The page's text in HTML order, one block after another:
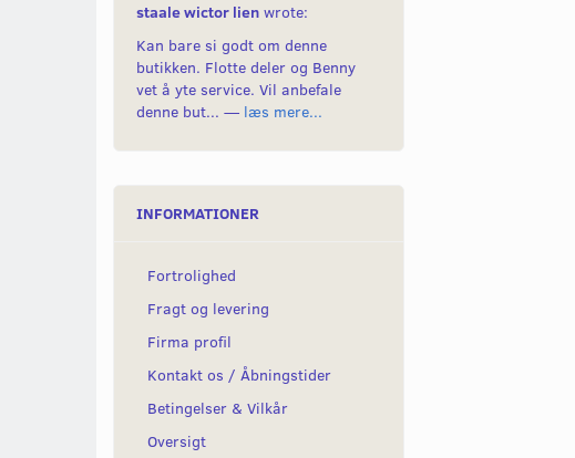
staale wictor lien wrote:
Kan bare si godt om denne
butikken. Flotte deler og Benny
vet å yte service. Vil anbefale
denne but... — læs mere...
INFORMATIONER
Fortrolighed
Fragt og levering
Firma profil
Kontakt os / Åbningstider
Betingelser & Vilkår
Oversigt